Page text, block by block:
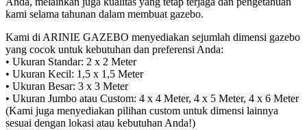
kami selama tahunan dalam membuat gazebo.
Kami di ARINIE GAZEBO menyediakan sejumlah dimensi gazebo
yang cocok untuk kebutuhan dan preferensi Anda:
• Ukuran Standar: 2 x 2 Meter
• Ukuran Kecil: 1,5 x 1,5 Meter
• Ukuran Besar: 3 x 3 Meter
• Ukuran Jumbo atau Custom: 4 x 4 Meter, 4 x 5 Meter, 4 x 6 Meter
(Kami juga menyediakan pilihan custom untuk dimensi lainnya
sesuai dengan lokasi atau kebutuhan Anda!)